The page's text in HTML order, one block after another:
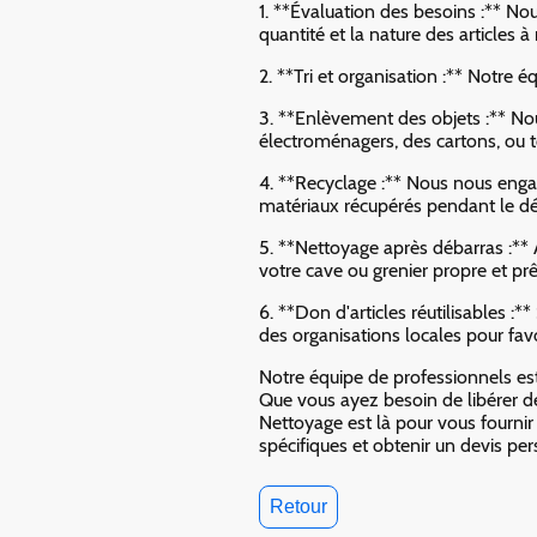
1. **Évaluation des besoins :**
quantité et la nature des articles à
2. **Tri et organisation :** Notre
3. **Enlèvement des objets :**
électroménagers, des cartons, ou
4. **Recyclage :** Nous nous
matériaux récupérés pendant le
5. **Nettoyage après débarras :**
votre cave ou grenier propre et
6. **Don d'articles réutilisables
des organisations locales pour
Notre équipe de professionnels
Que vous ayez besoin de libérer
Nettoyage est là pour vous
spécifiques et obtenir un devis
Retour